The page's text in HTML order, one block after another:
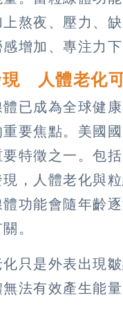
熬夜、壓力、
增加、專注力
現 人體老化
已成為全球健
要焦點。美國
要特徵之一。包
，人體老化與
功能會隨年齡
。
只是外表出現
法有效產生能